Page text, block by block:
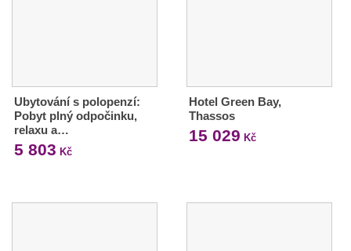
Ubytování s polopenzí:
Pobyt plný odpočinku,
relaxu a…
5 803 Kč
Hotel Green Bay,
Thassos
15 029 Kč